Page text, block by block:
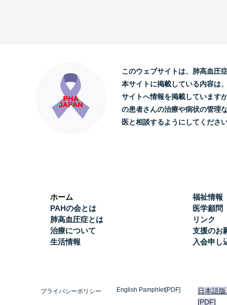
このウェブサイトは、肺高血圧
本サイトに掲載している内容は
サイトへ情報を掲載しています
の患者さんの治療や病状の管理
医と相談するようにしてくださ
ホーム
PAHの会とは
肺高血圧症とは
治療について
生活情報
福祉情報
医学顧問
リンク
支援のお
入会申し
プライバシーポリシー English Pamphlet[PDF]
日本語
[PDF]